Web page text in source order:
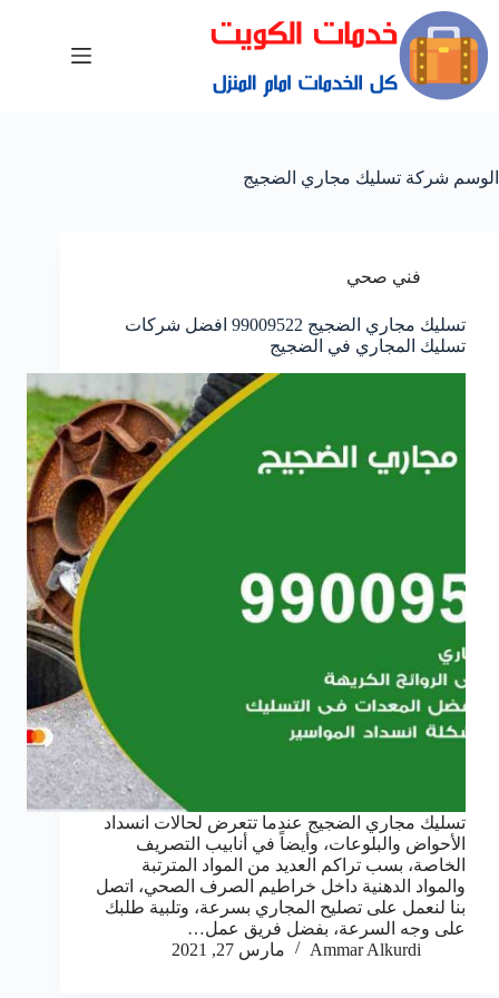
الوسم شركة تسليك مجاري الضجيج
فني صحي
تسليك مجاري الضجيج 99009522 افضل شركات
تسليك المجاري في الضجيج
تسليك مجاري الضجيج عندما تتعرض لحالات انسداد
الأحواض والبلوعات، وأيضاً في أنابيب التصريف
الخاصة، بسب تراكم العديد من المواد المترتبة
والمواد الدهنية داخل خراطيم الصرف الصحي، اتصل
بنا لنعمل على تصليح المجاري بسرعة، وتلبية طلبك
على وجه السرعة، بفضل فريق عمل…
Ammar Alkurdi
مارس 27, 2021